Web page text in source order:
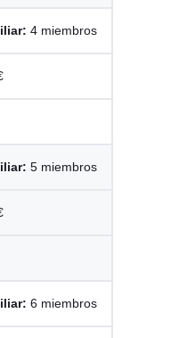
4 miembros
5 miembros
6 miembros